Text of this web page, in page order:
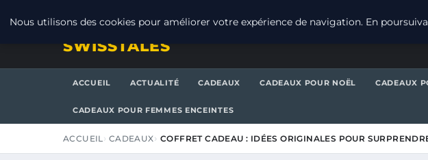
SWISSTALES
ACCUEIL ACTUALITÉ CADEAUX CADEAUX POUR NOËL CADEAUX
CADEAUX POUR FEMMES ENCEINTES
ACCUEIL CADEAUX COFFRET CADEAU : IDÉES ORIGINALES POUR
Nous utilisons des cookies pour améliorer votre expérience de navigation. En